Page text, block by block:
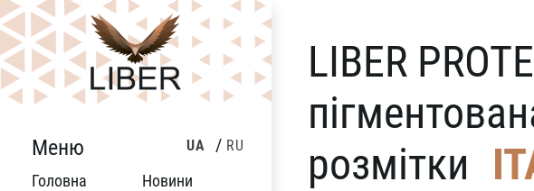
UA RU
Меню
Головна
Новини
LIBER
розмітки